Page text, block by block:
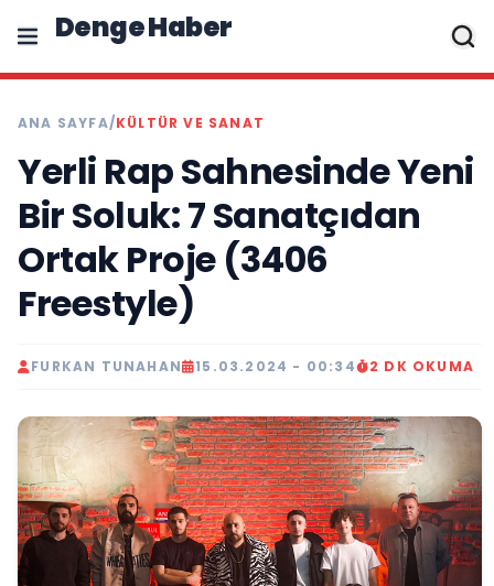
Denge Haber
ANA SAYFA/KÜLTÜR VE SANAT
Yerli Rap Sahnesinde Yeni
Bir Soluk: 7 Sanatçıdan
Ortak Proje (3406
Freestyle)
FURKAN TUNAHAN 15.03.2024 - 00:34 2 DK OKUMA